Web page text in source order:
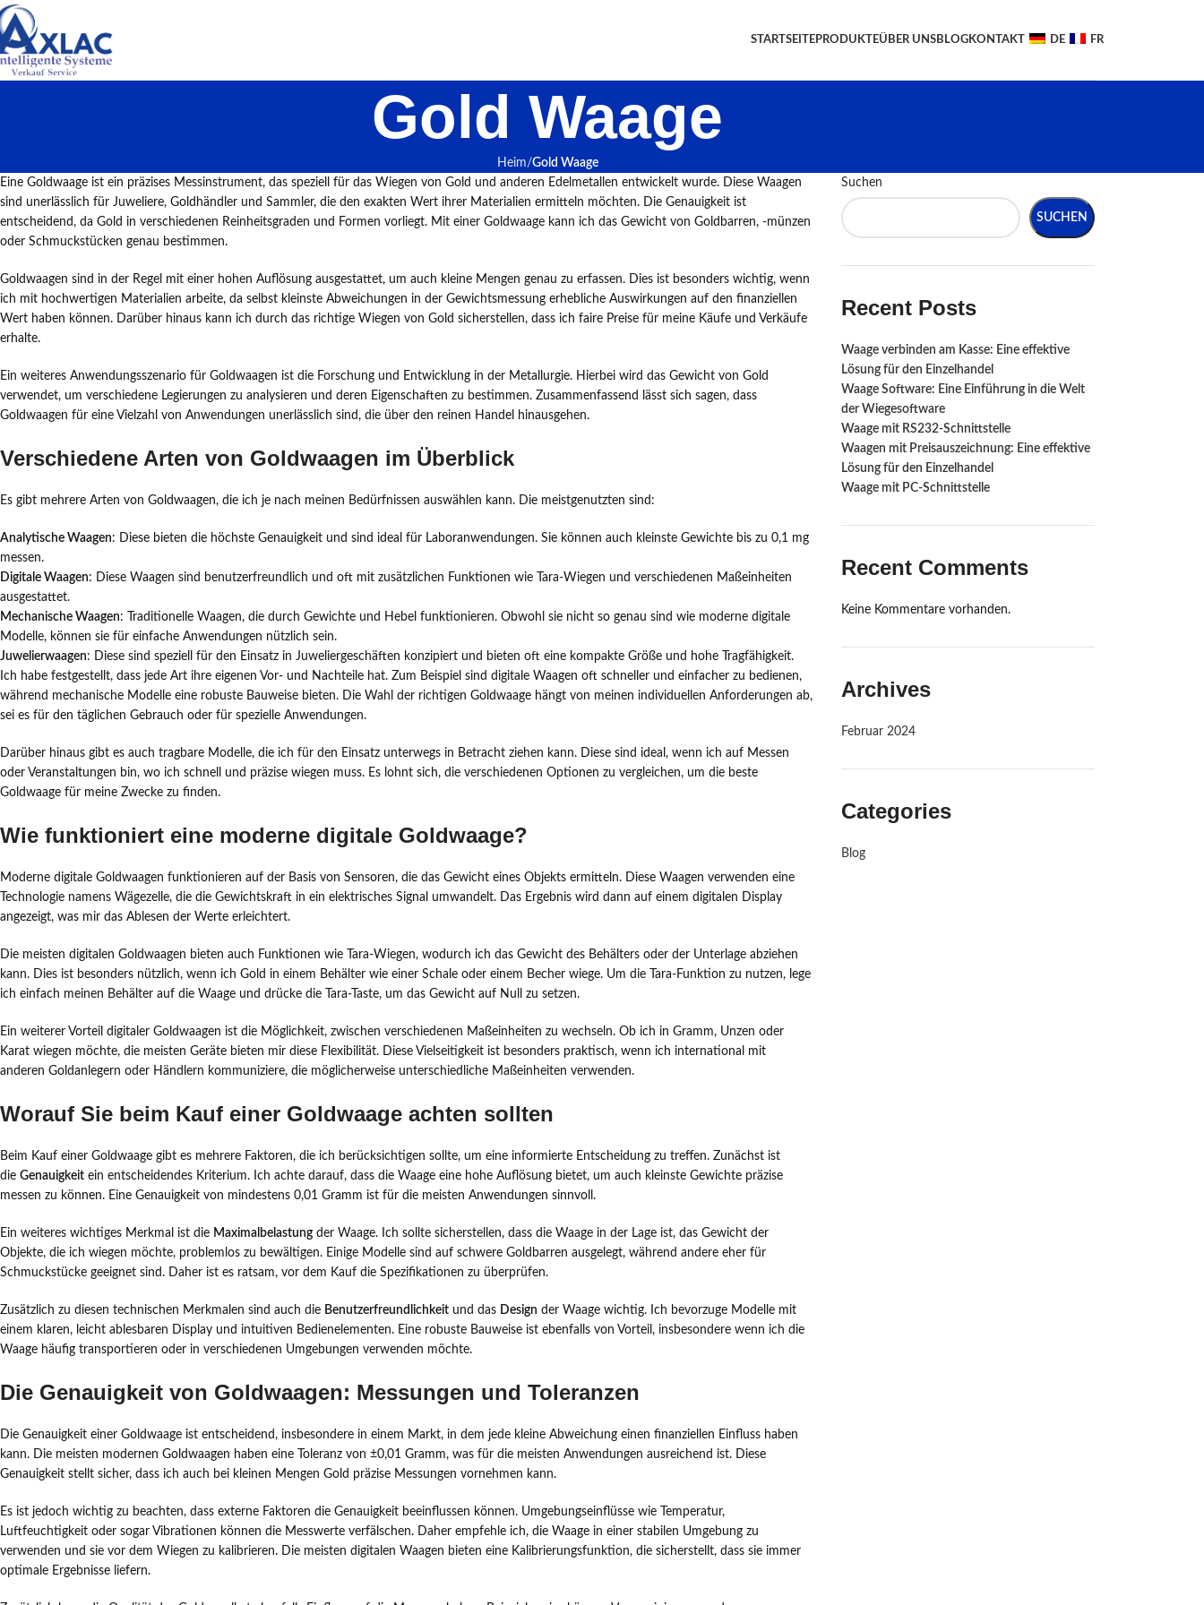
STARTSEITEPRODUKTEÜBER UNSBLOGKONTAKT DE FR
Gold Waage
Heim Gold Waage
Eine Goldwaage ist ein präzises Messinstrument, das speziell für das Wiegen von Gold und anderen Edelmetallen entwickelt wurde. Diese Waagen
sind unerlässlich für Juweliere, Goldhändler und Sammler, die den exakten Wert ihrer Materialien ermitteln möchten. Die Genauigkeit ist
entscheidend, da Gold in verschiedenen Reinheitsgraden und Formen vorliegt. Mit einer Goldwaage kann ich das Gewicht von Goldbarren, -münzen
oder Schmuckstücken genau bestimmen.
Goldwaagen sind in der Regel mit einer hohen Auflösung ausgestattet, um auch kleine Mengen genau zu erfassen. Dies ist besonders wichtig, wenn
ich mit hochwertigen Materialien arbeite, da selbst kleinste Abweichungen in der Gewichtsmessung erhebliche Auswirkungen auf den finanziellen
Wert haben können. Darüber hinaus kann ich durch das richtige Wiegen von Gold sicherstellen, dass ich faire Preise für meine Käufe und Verkäufe
erhalte.
Ein weiteres Anwendungsszenario für Goldwaagen ist die Forschung und Entwicklung in der Metallurgie. Hierbei wird das Gewicht von Gold
verwendet, um verschiedene Legierungen zu analysieren und deren Eigenschaften zu bestimmen. Zusammenfassend lässt sich sagen, dass
Goldwaagen für eine Vielzahl von Anwendungen unerlässlich sind, die über den reinen Handel hinausgehen.
Verschiedene Arten von Goldwaagen im Überblick
Es gibt mehrere Arten von Goldwaagen, die ich je nach meinen Bedürfnissen auswählen kann. Die meistgenutzten sind:
Analytische Waagen: Diese bieten die höchste Genauigkeit und sind ideal für Laboranwendungen. Sie können auch kleinste Gewichte bis zu 0,1 mg
messen.
Digitale Waagen: Diese Waagen sind benutzerfreundlich und oft mit zusätzlichen Funktionen wie Tara-Wiegen und verschiedenen Maßeinheiten
ausgestattet.
Mechanische Waagen: Traditionelle Waagen, die durch Gewichte und Hebel funktionieren. Obwohl sie nicht so genau sind wie moderne digitale
Modelle, können sie für einfache Anwendungen nützlich sein.
Juwelierwaagen: Diese sind speziell für den Einsatz in Juweliergeschäften konzipiert und bieten oft eine kompakte Größe und hohe Tragfähigkeit.
Ich habe festgestellt, dass jede Art ihre eigenen Vor- und Nachteile hat. Zum Beispiel sind digitale Waagen oft schneller und einfacher zu bedienen,
während mechanische Modelle eine robuste Bauweise bieten. Die Wahl der richtigen Goldwaage hängt von meinen individuellen Anforderungen ab,
sei es für den täglichen Gebrauch oder für spezielle Anwendungen.
Darüber hinaus gibt es auch tragbare Modelle, die ich für den Einsatz unterwegs in Betracht ziehen kann. Diese sind ideal, wenn ich auf Messen
oder Veranstaltungen bin, wo ich schnell und präzise wiegen muss. Es lohnt sich, die verschiedenen Optionen zu vergleichen, um die beste
Goldwaage für meine Zwecke zu finden.
Wie funktioniert eine moderne digitale Goldwaage?
Moderne digitale Goldwaagen funktionieren auf der Basis von Sensoren, die das Gewicht eines Objekts ermitteln. Diese Waagen verwenden eine
Technologie namens Wägezelle, die die Gewichtskraft in ein elektrisches Signal umwandelt. Das Ergebnis wird dann auf einem digitalen Display
angezeigt, was mir das Ablesen der Werte erleichtert.
Die meisten digitalen Goldwaagen bieten auch Funktionen wie Tara-Wiegen, wodurch ich das Gewicht des Behälters oder der Unterlage abziehen
kann. Dies ist besonders nützlich, wenn ich Gold in einem Behälter wie einer Schale oder einem Becher wiege. Um die Tara-Funktion zu nutzen, lege
ich einfach meinen Behälter auf die Waage und drücke die Tara-Taste, um das Gewicht auf Null zu setzen.
Ein weiterer Vorteil digitaler Goldwaagen ist die Möglichkeit, zwischen verschiedenen Maßeinheiten zu wechseln. Ob ich in Gramm, Unzen oder
Karat wiegen möchte, die meisten Geräte bieten mir diese Flexibilität. Diese Vielseitigkeit ist besonders praktisch, wenn ich international mit
anderen Goldanlegern oder Händlern kommuniziere, die möglicherweise unterschiedliche Maßeinheiten verwenden.
Worauf Sie beim Kauf einer Goldwaage achten sollten
Beim Kauf einer Goldwaage gibt es mehrere Faktoren, die ich berücksichtigen sollte, um eine informierte Entscheidung zu treffen. Zunächst ist
die Genauigkeit ein entscheidendes Kriterium. Ich achte darauf, dass die Waage eine hohe Auflösung bietet, um auch kleinste Gewichte präzise
messen zu können. Eine Genauigkeit von mindestens 0,01 Gramm ist für die meisten Anwendungen sinnvoll.
Ein weiteres wichtiges Merkmal ist die Maximalbelastung der Waage. Ich sollte sicherstellen, dass die Waage in der Lage ist, das Gewicht der
Objekte, die ich wiegen möchte, problemlos zu bewältigen. Einige Modelle sind auf schwere Goldbarren ausgelegt, während andere eher für
Schmuckstücke geeignet sind. Daher ist es ratsam, vor dem Kauf die Spezifikationen zu überprüfen.
Zusätzlich zu diesen technischen Merkmalen sind auch die Benutzerfreundlichkeit und das Design der Waage wichtig. Ich bevorzuge Modelle mit
einem klaren, leicht ablesbaren Display und intuitiven Bedienelementen. Eine robuste Bauweise ist ebenfalls von Vorteil, insbesondere wenn ich die
Waage häufig transportieren oder in verschiedenen Umgebungen verwenden möchte.
Die Genauigkeit von Goldwaagen: Messungen und Toleranzen
Die Genauigkeit einer Goldwaage ist entscheidend, insbesondere in einem Markt, in dem jede kleine Abweichung einen finanziellen Einfluss haben
kann. Die meisten modernen Goldwaagen haben eine Toleranz von ±0,01 Gramm, was für die meisten Anwendungen ausreichend ist. Diese
Genauigkeit stellt sicher, dass ich auch bei kleinen Mengen Gold präzise Messungen vornehmen kann.
Es ist jedoch wichtig zu beachten, dass externe Faktoren die Genauigkeit beeinflussen können. Umgebungseinflüsse wie Temperatur,
Luftfeuchtigkeit oder sogar Vibrationen können die Messwerte verfälschen. Daher empfehle ich, die Waage in einer stabilen Umgebung zu
verwenden und sie vor dem Wiegen zu kalibrieren. Die meisten digitalen Waagen bieten eine Kalibrierungsfunktion, die sicherstellt, dass sie immer
optimale Ergebnisse liefern.
Suchen
SUCHEN
Recent Posts
Waage verbinden am Kasse: Eine effektive
Lösung für den Einzelhandel
Waage Software: Eine Einführung in die Welt
der Wiegesoftware
Waage mit RS232-Schnittstelle ‍
Waagen mit Preisauszeichnung: Eine effektive
Lösung für den Einzelhandel
Waage mit PC-Schnittstelle
Recent Comments
Keine Kommentare vorhanden.
Archives
Februar 2024
Categories
Blog